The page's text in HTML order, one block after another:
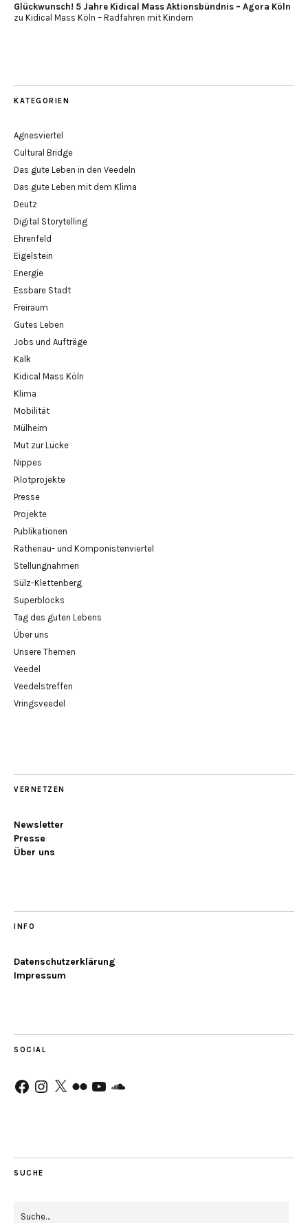
Glückwunsch! 5 Jahre Kidical Mass Aktionsbündnis – Agora Köln
zu Kidical Mass Köln – Radfahren mit Kindern
KATEGORIEN
Agnesviertel
Cultural Bridge
Das gute Leben in den Veedeln
Das gute Leben mit dem Klima
Deutz
Digital Storytelling
Ehrenfeld
Eigelstein
Energie
Essbare Stadt
Freiraum
Gutes Leben
Jobs und Aufträge
Kalk
Kidical Mass Köln
Klima
Mobilität
Mülheim
Mut zur Lücke
Nippes
Pilotprojekte
Presse
Projekte
Publikationen
Rathenau- und Komponistenviertel
Stellungnahmen
Sülz-Klettenberg
Superblocks
Tag des guten Lebens
Über uns
Unsere Themen
Veedel
Veedelstreffen
Vringsveedel
VERNETZEN
Newsletter
Presse
Über uns
INFO
Datenschutzerklärung
Impressum
SOCIAL
FacebookInstagram
X Flickr YouTubeSoundCloud
SUCHE